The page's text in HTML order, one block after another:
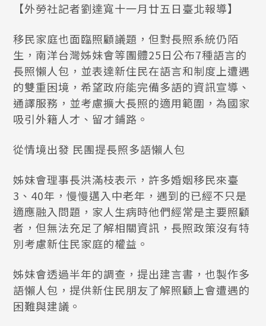
【外勞社記者劉達寬十一月廿五日臺北報導】
移民家庭也面臨照顧議題，但對長照系統仍陌
生，南洋台灣姊妹會等團體25日公布7種語言的
長照懶人包，並表達新住民在語言和制度上遭遇
的雙重困境，希望政府能完備多語的資訊宣導、
通譯服務，並考慮擴大長照的適用範圍，為國家
吸引外籍人才、留才鋪路。
從情境出發 民團提長照多語懶人包
姊妹會理事長洪滿枝表示，許多婚姻移民來臺
3、40年，慢慢邁入中老年，遇到的已經不只是
適應融入問題，家人生病時他們經常是主要照顧
者，但無法充足了解相關資訊，長照政策沒有特
別考慮新住民家庭的權益。
姊妹會透過半年的調查，提出建言書，也製作多
語懶人包，提供新住民朋友了解照顧上會遭遇的
困難與建議。